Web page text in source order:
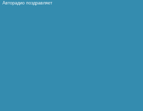
Авторадио поздравляет